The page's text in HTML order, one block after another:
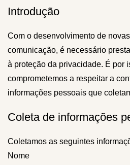
Introdução
Com o desenvolvimento de
comunicação, é necessário
à proteção da privacidade. É por
comprometemos a respeitar a
informações pessoais que
Coleta de informações
Coletamos as seguintes
Nome